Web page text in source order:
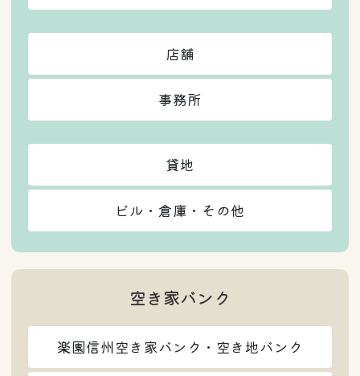
店舗
事務所
貸地
ビル・倉庫・その他
空き家バンク
楽園信州空き家バンク・空き地バンク